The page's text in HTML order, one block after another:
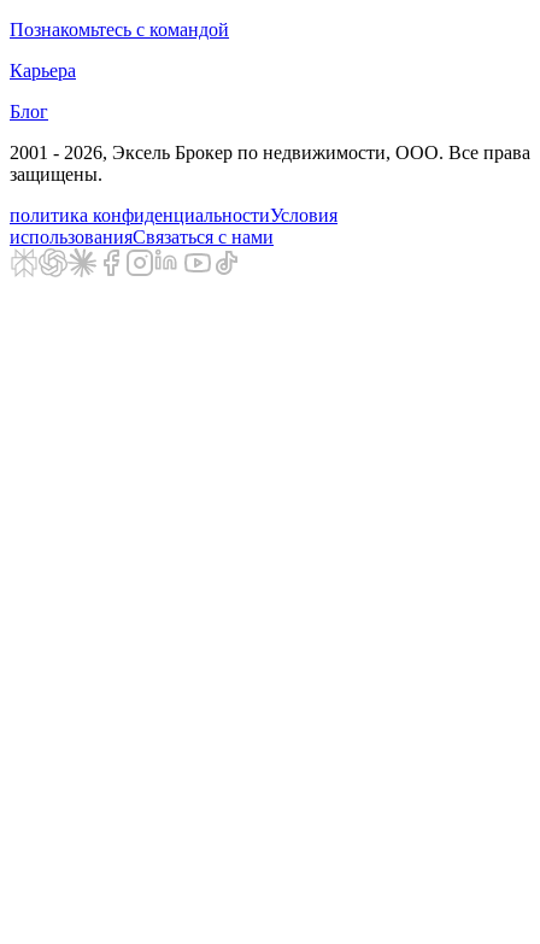
Познакомьтесь с командой
Карьера
Блог
2001 - 2026, Эксель Брокер по недвижимости, ООО. Все права
защищены.
политика конфиденциальностиУсловия
использованияСвязаться с нами